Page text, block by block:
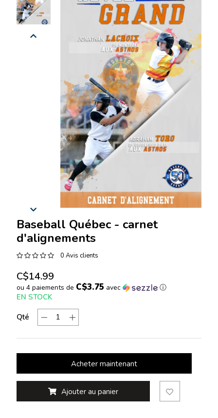
Baseball Québec - carnet
d'alignements
0 Avis clients
C$14.99
ou 4 paiements de C$3.75 avec ⓘ
EN STOCK
Qté
Acheter maintenant
Ajouter au panier